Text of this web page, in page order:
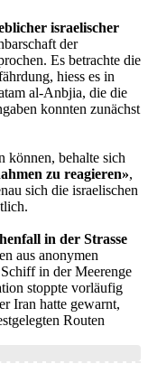
israelischer
der
Es betrachte die
hiess es in
al-Anbjia, die die
konnten zunächst
können, behalte sich
zu reagieren»,
sich die israelischen
in der Strasse
aus anonymen
in der Meerenge
stoppte vorläufig
Iran hatte gewarnt,
Routen